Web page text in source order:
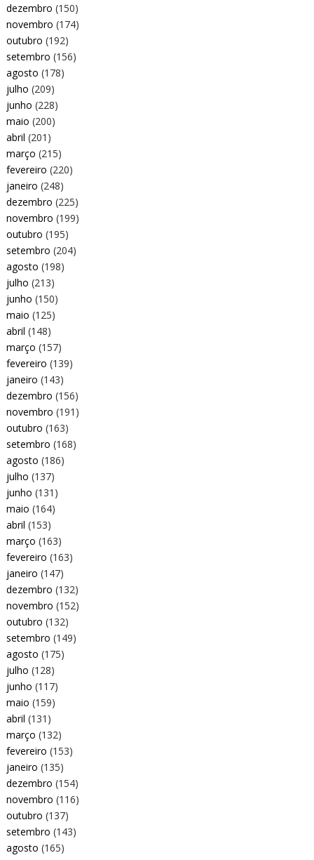
dezembro (150)
novembro (174)
outubro (192)
setembro (156)
agosto (178)
julho (209)
junho (228)
maio (200)
abril (201)
março (215)
fevereiro (220)
janeiro (248)
dezembro (225)
novembro (199)
outubro (195)
setembro (204)
agosto (198)
julho (213)
junho (150)
maio (125)
abril (148)
março (157)
fevereiro (139)
janeiro (143)
dezembro (156)
novembro (191)
outubro (163)
setembro (168)
agosto (186)
julho (137)
junho (131)
maio (164)
abril (153)
março (163)
fevereiro (163)
janeiro (147)
dezembro (132)
novembro (152)
outubro (132)
setembro (149)
agosto (175)
julho (128)
junho (117)
maio (159)
abril (131)
março (132)
fevereiro (153)
janeiro (135)
dezembro (154)
novembro (116)
outubro (137)
setembro (143)
agosto (165)